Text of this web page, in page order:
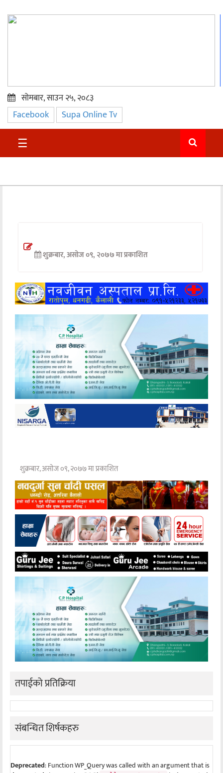
प्रमुख
समाचार
सुदुर
अन्तर्वार्ता
खेलकुद
मनोरञ्जन
अन्य
सोमबार, साउन २५, २०८३
Facebook Supa Online Tv
☰
शुक्रबार, असोज ०९, २०७७ मा प्रकाशित
शुक्रबार, असोज ०९, २०७७ मा प्रकाशित
तपाईको प्रतिक्रिया
संबन्धित शिर्षकहरु
Deprecated: Function WP_Query was called with an argument that is